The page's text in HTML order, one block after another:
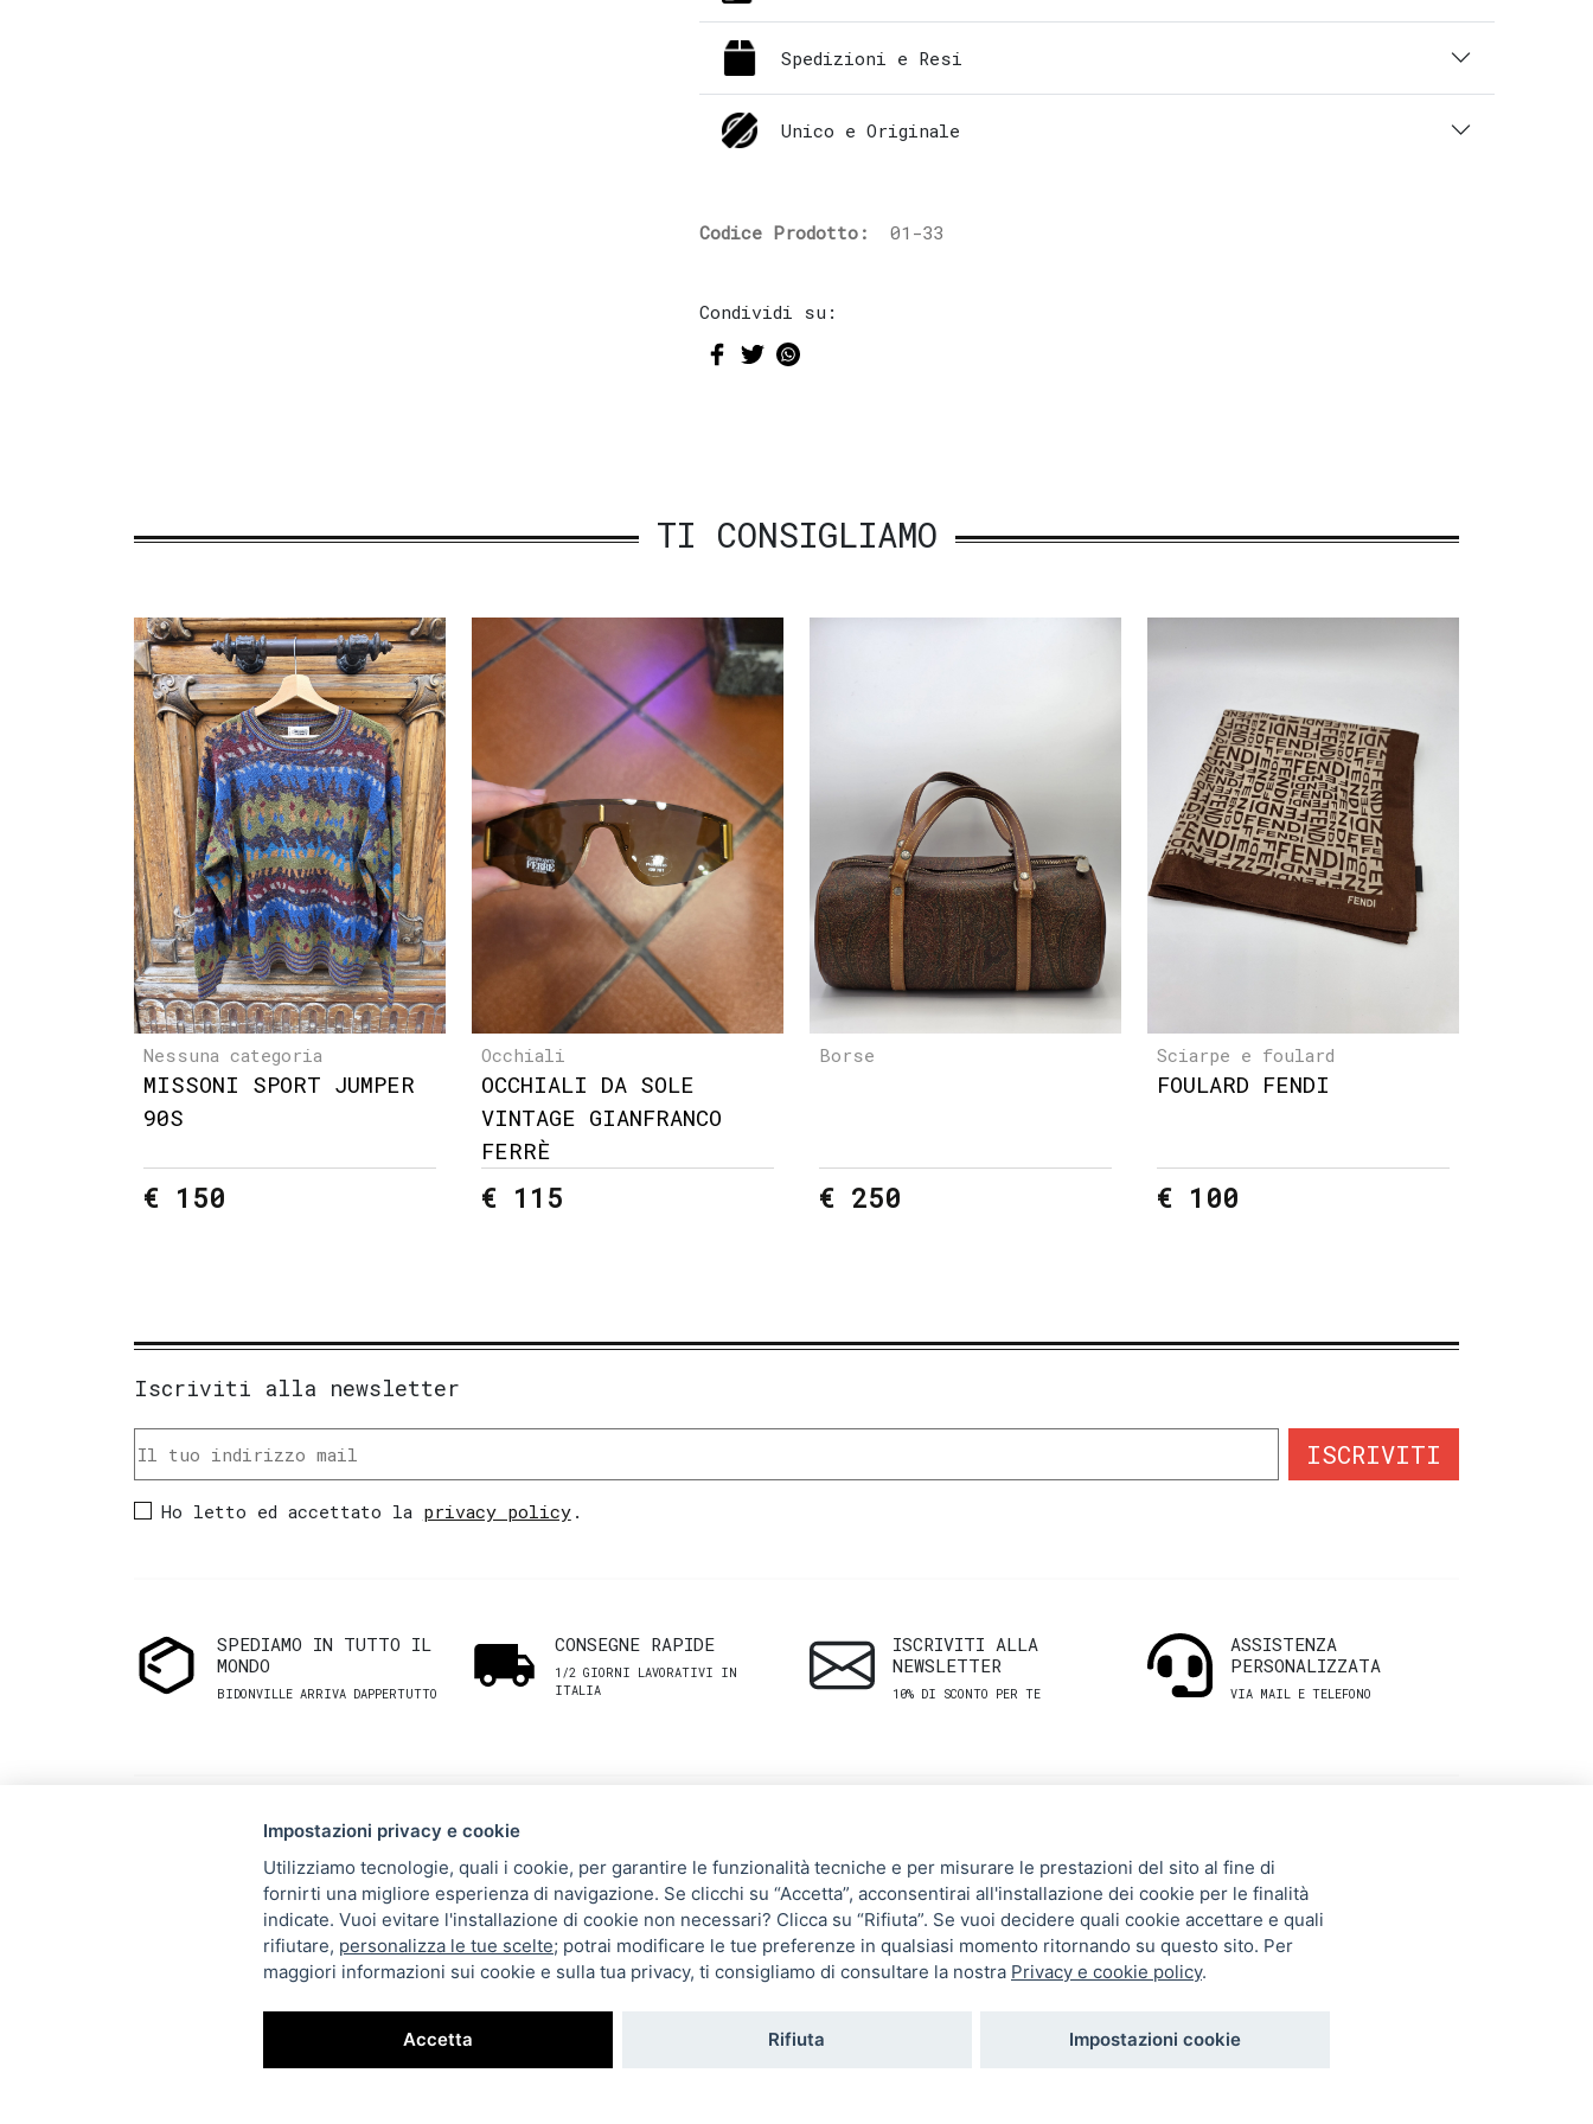
Spedizioni e Resi
Unico e Originale
Codice Prodotto: 01-33
Condividi su:
TI CONSIGLIAMO
Nessuna categoria
MISSONI SPORT JUMPER
90S
€ 150
Occhiali
OCCHIALI DA SOLE
VINTAGE GIANFRANCO
FERRÈ
€ 115
Borse
€ 250
Sciarpe e foulard
FOULARD FENDI
€ 100
Iscriviti alla newsletter
ISCRIVITI
Ho letto ed accettato la privacy policy.
SPEDIAMO IN TUTTO IL
MONDO
BIDONVILLE ARRIVA DAPPERTUTTO
CONSEGNE RAPIDE
1/2 GIORNI LAVORATIVI IN
ITALIA
ISCRIVITI ALLA
NEWSLETTER
10% DI SCONTO PER TE
ASSISTENZA
PERSONALIZZATA
VIA MAIL E TELEFONO
Via Melo 224/a, Bari, Italy,
+39 080 990 5699
P.IVA: 05921860721
Uomo
Donna
Brand
Tutti i prodotti
CLIENTI
Termini e Condizioni
Spedizioni e resi
Privacy Policy
UTILI
Storia
Gift Card
Impostazioni privacy e cookie
Utilizziamo tecnologie, quali i cookie, per garantire le funzionalità tecniche e per misurare le prestazioni del sito al fine di
fornirti una migliore esperienza di navigazione. Se clicchi su “Accetta”, acconsentirai all'installazione dei cookie per le finalità
indicate. Vuoi evitare l'installazione di cookie non necessari? Clicca su “Rifiuta”. Se vuoi decidere quali cookie accettare e quali
rifiutare, personalizza le tue scelte; potrai modificare le tue preferenze in qualsiasi momento ritornando su questo sito. Per
maggiori informazioni sui cookie e sulla tua privacy, ti consigliamo di consultare la nostra Privacy e cookie policy.
Accetta Rifiuta Impostazioni cookie